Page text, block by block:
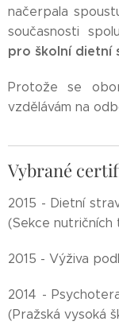
načerpala
současnosti
pro školní dietní
Protože se
vzdělávám na
Vybrané
2015 - Dietní
(Sekce
2015 - Výživa
2014 -
(Pražská vysoká